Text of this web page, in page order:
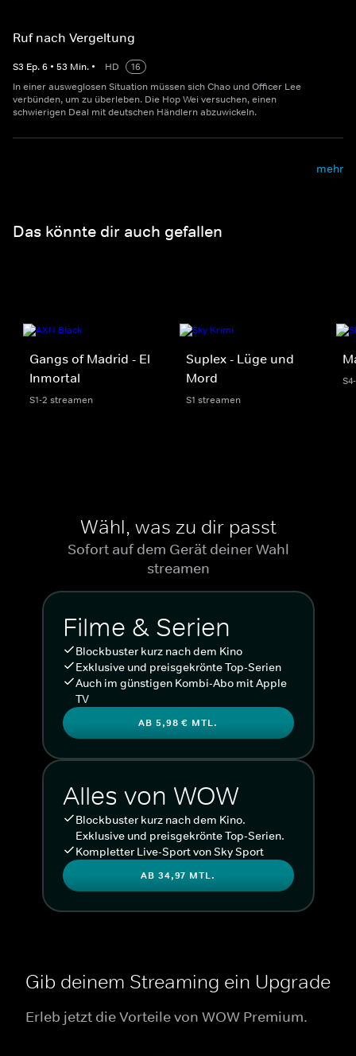
Ruf nach Vergeltung
S3 Ep.6 • 53 Min. • HD
16
In einer ausweglosen Situation müssen sich Chao und Officer Lee
verbünden, um zu überleben. Die Hop Wei versuchen, einen
schwierigen Deal mit deutschen Händlern abzuwickeln.
mehr
Das könnte dir auch gefallen
Gangs of Madrid - El
Inmortal
S1-2 streamen
Suplex - Lüge und
Mord
S1 streamen
Wähl, was zu dir passt
Sofort auf dem Gerät deiner Wahl
streamen
Filme & Serien
Blockbuster kurz nach dem Kino
Exklusive und preisgekrönte Top-Serien
Auch im günstigen Kombi-Abo mit Apple
TV
AB 5,98 € MTL.
Alles von WOW
Blockbuster kurz nach dem Kino.
Exklusive und preisgekrönte Top-Serien.
Kompletter Live-Sport von Sky Sport
AB 34,97 MTL.
Gib deinem Streaming ein Upgrade
Erleb jetzt die Vorteile von WOW Premium.